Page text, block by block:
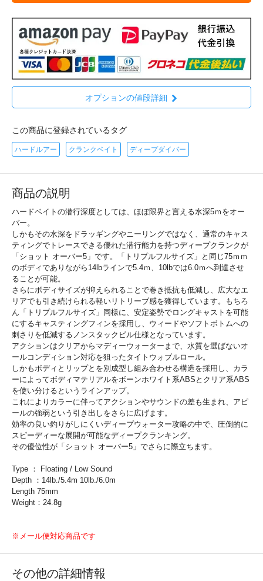
オプションの値段詳細
この商品に登録されているタグ
ハードルアー クランクベイト ディープダイバー
商品の説明
ハードベイトの潜行深度としては、ほぼ限界と言える水深5ｍをオー
バー。
しかもその水深をドラッギングやニーリングではなく、通常のキャス
ティングでトレースできる優れた潜行能力を持つディープクランクが
「ショット オーバー5」です。「トリプルフルサイズ」と同じ75ｍｍ
のボディでありながら14lbラインで5.4ｍ、10lbでは6.0ｍへ到達させ
ることが可能。
さらにボディサイズが抑えられることで巻き抵抗も低減し、広大なエ
リアでも引き続けられる軽いリトリーブ感を獲得しています。もちろ
ん「トリプルフルサイズ」同様に、安定姿勢でロングキャストを可能
にするキャスティングフィンを採用し、ウィードやソフトボトムへの
刺さりを低減するノンスタックビル仕様となっています。
アクションはクリアからマディーウォーターまで、水質を選ばないオ
ールコンディション対応を狙ったタイトウォブルロール。
しかもボディとリップとを別成型し組み合わせる構造を採用し、カラ
ーによってボディマテリアルをボーンホワイト系ABSとクリア系ABS
を使い分けるというラインアップ。
これによりカラーに伴ってアクションやサウンドの差も生まれ、アピ
ールの強弱という引き出しをさらに広げます。
効率の良い釣りがしにくいディープウォーター攻略の中で、圧倒的に
スピーディーな展開が可能なディープクランキング。
その優位性が「ショット オーバー5」でさらに際立ちます。
Type ： Floating / Low Sound
Depth ：14lb./5.4m 10lb./6.0m
Length 75mm
Weight：24.8g
※メール便対応商品です
その他の詳細情報